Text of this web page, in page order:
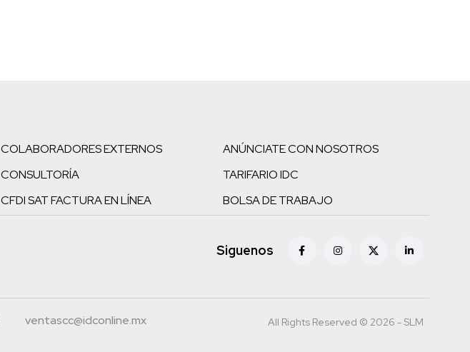
COLABORADORES EXTERNOS
CONSULTORÍA
CFDI SAT FACTURA EN LÍNEA
ANÚNCIATE CON NOSOTROS
TARIFARIO IDC
BOLSA DE TRABAJO
Siguenos
ventascc@idconline.mx All Rights Reserved © 2026 - SLM